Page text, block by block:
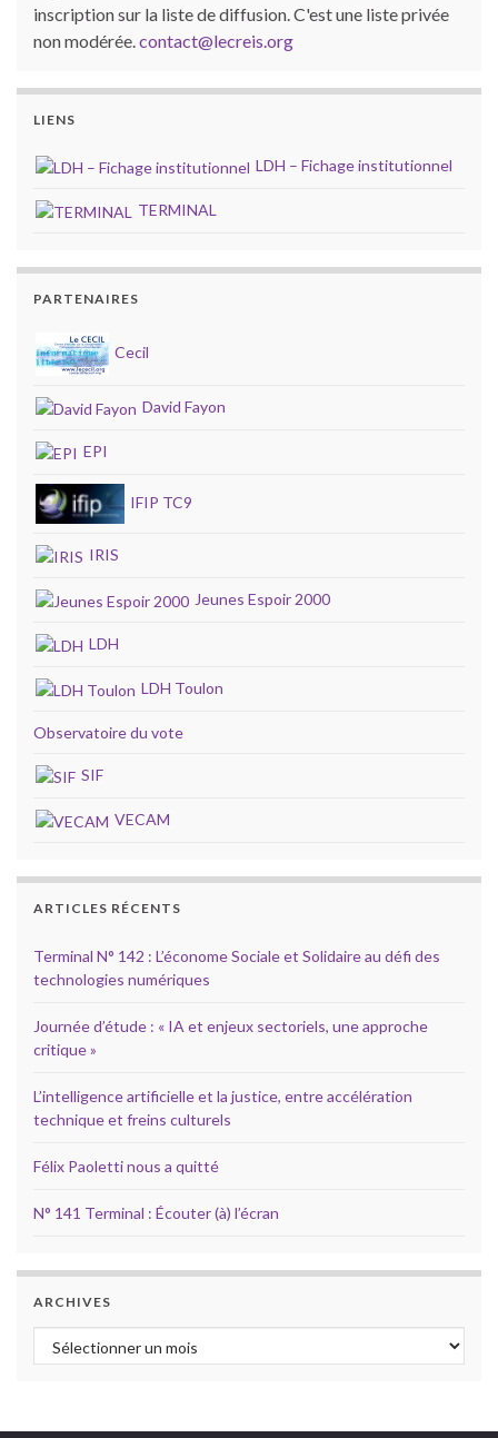
inscription sur la liste de diffusion. C'est une liste privée
non modérée.contact@lecreis.org
LIENS
LDH – Fichage institutionnel
TERMINAL
PARTENAIRES
Cecil
David Fayon
EPI
IFIP TC9
IRIS
Jeunes Espoir 2000
LDH
LDH Toulon
Observatoire du vote
SIF
VECAM
ARTICLES RÉCENTS
Terminal N° 142 : L’économe Sociale et Solidaire au défi des
technologies numériques
Journée d’étude : « IA et enjeux sectoriels, une approche
critique »
L’intelligence artificielle et la justice, entre accélération
technique et freins culturels
Félix Paoletti nous a quitté
N° 141 Terminal : Écouter (à) l’écran
ARCHIVES
Archives